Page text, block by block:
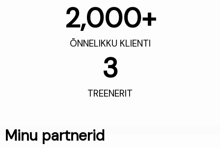
ÕNNELIKKU KLIENTI
2,000+
TREENERIT
3
Minu partnerid